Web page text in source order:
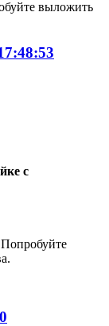
выложить
с
Попробуйте